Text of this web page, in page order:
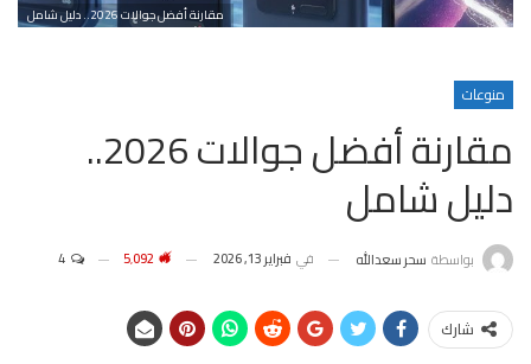
مقارنة أفضل جوالات 2026.. دليل شامل
منوعات
مقارنة أفضل جوالات 2026..
دليل شامل
بواسطة سحر سعدالله في فبراير 13, 2026
شارك